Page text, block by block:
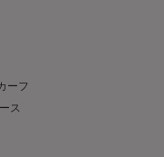
ーフ
ス